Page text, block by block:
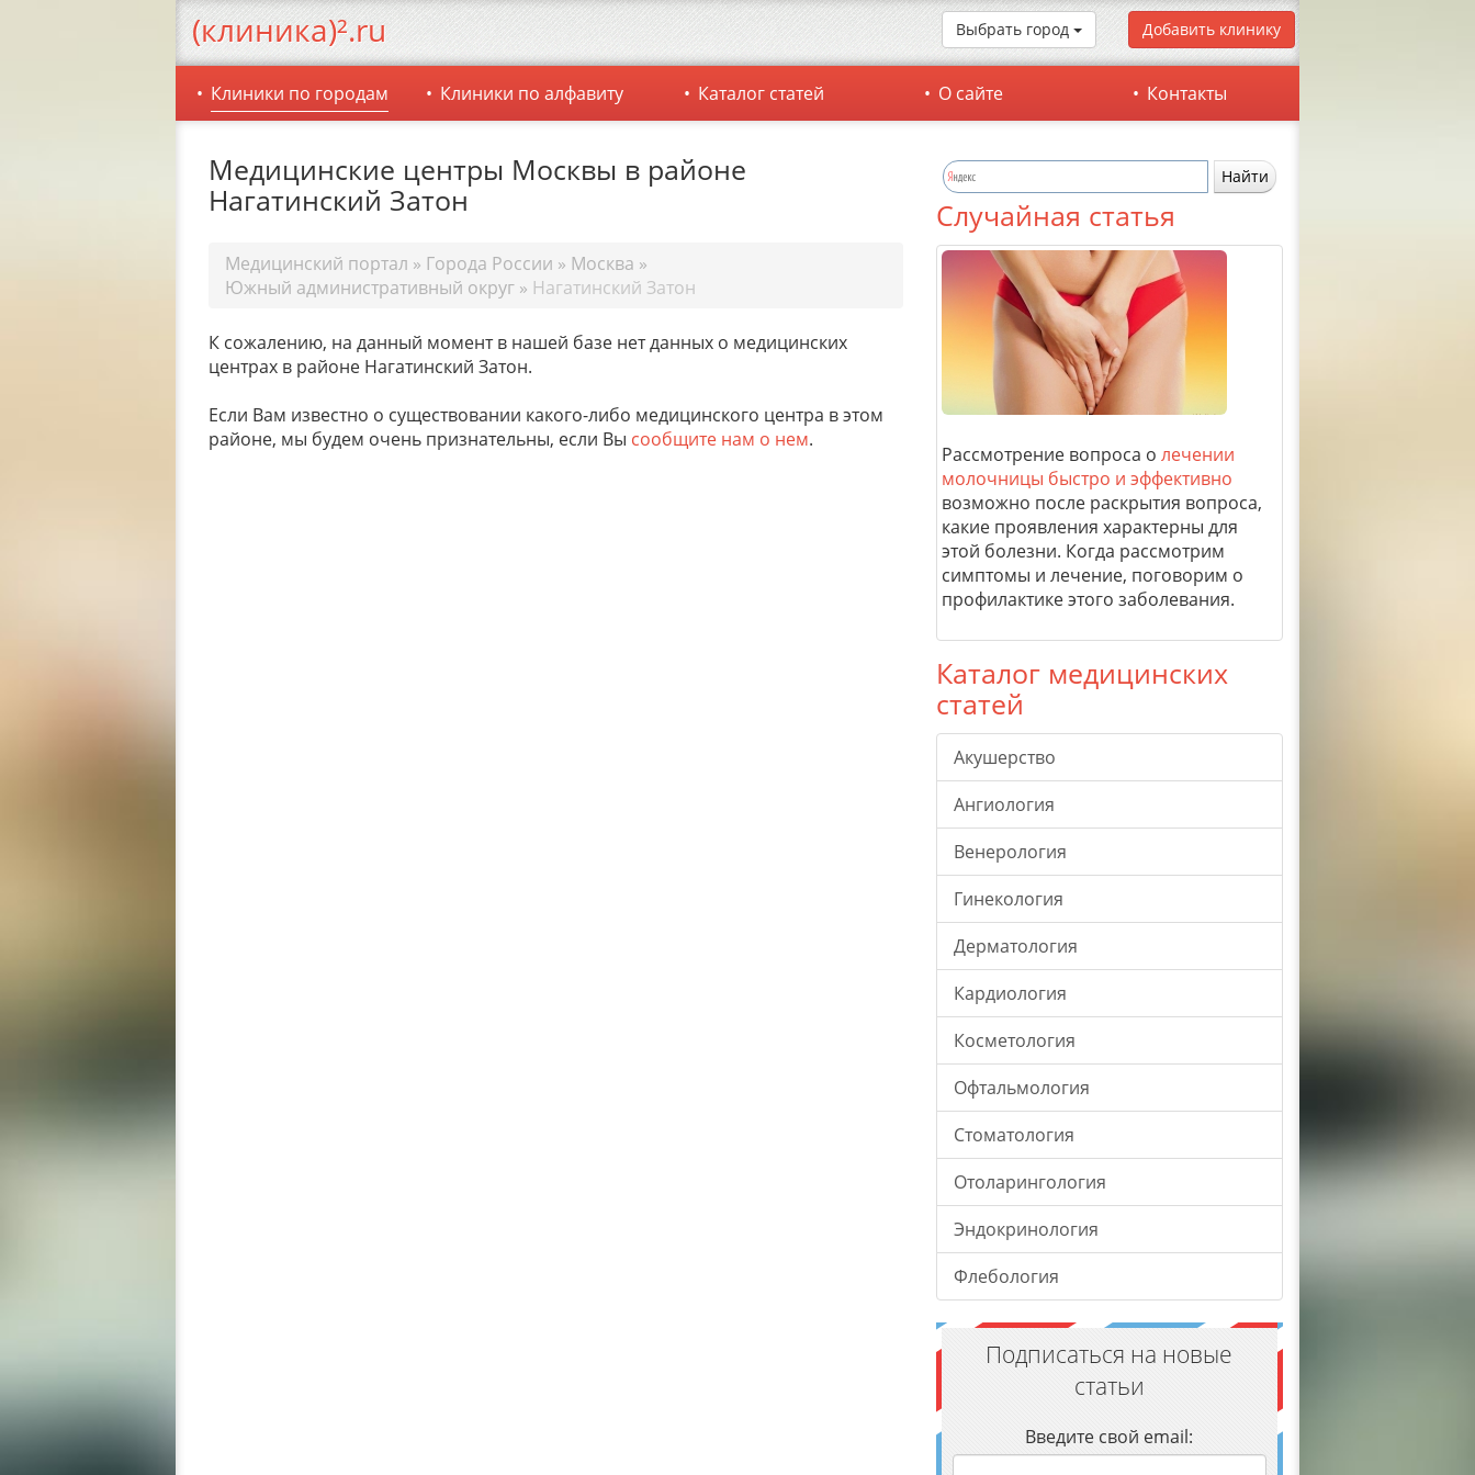
Медицинские центры Москвы в районе
Нагатинский Затон
Медицинский портал » Города России » Москва »
Южный административный округ » Нагатинский Затон
К сожалению, на данный момент в нашей базе нет данных о медицинских
центрах в районе Нагатинский Затон.
Если Вам известно о существовании какого-либо медицинского центра в этом
районе, мы будем очень признательны, если Вы сообщите нам о нем.
Случайная статья
Рассмотрение вопроса о лечении
молочницы быстро и эффективно
возможно после раскрытия вопроса,
какие проявления характерны для
этой болезни. Когда рассмотрим
симптомы и лечение, поговорим о
профилактике этого заболевания.
Каталог медицинских
статей
Акушерство
Ангиология
Венерология
Гинекология
Дерматология
Кардиология
Косметология
Офтальмология
Стоматология
Отоларингология
Эндокринология
Флебология
Подписаться на новые
статьи
Введите свой email:
(клиника)².ru Выбрать город Добавить клинику
Клиники по городам Клиники по алфавиту Каталог статей О сайте Контакты